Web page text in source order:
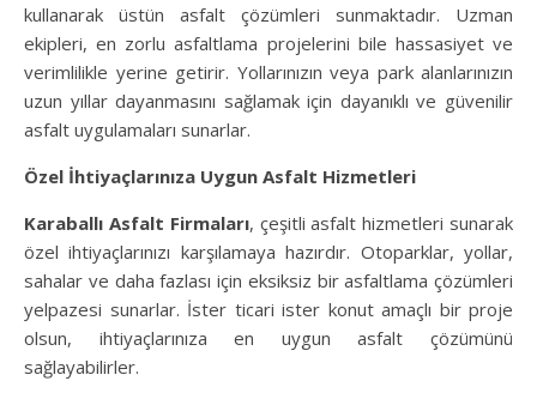
kullanarak üstün asfalt çözümleri sunmaktadır. Uzman
ekipleri, en zorlu asfaltlama projelerini bile hassasiyet ve
verimlilikle yerine getirir. Yollarınızın veya park alanlarınızın
uzun yıllar dayanmasını sağlamak için dayanıklı ve güvenilir
asfalt uygulamaları sunarlar.
Özel İhtiyaçlarınıza Uygun Asfalt Hizmetleri
Karaballı Asfalt Firmaları, çeşitli asfalt hizmetleri sunarak
özel ihtiyaçlarınızı karşılamaya hazırdır. Otoparklar, yollar,
sahalar ve daha fazlası için eksiksiz bir asfaltlama çözümleri
yelpazesi sunarlar. İster ticari ister konut amaçlı bir proje
olsun, ihtiyaçlarınıza en uygun asfalt çözümünü
sağlayabilirler.